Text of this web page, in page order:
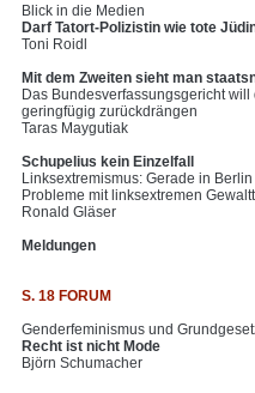
Blick in die Medien
Darf Tatort-Polizistin wie tote
Toni Roidl
Mit dem Zweiten sieht man
Das Bundesverfassungsgericht
geringfügig zurückdrängen
Taras Maygutiak
Schupelius kein Einzelfall
Linksextremismus: Gerade in
Probleme mit linksextremen
Ronald Gläser
Meldungen
S. 18 FORUM
Genderfeminismus und
Recht ist nicht Mode
Björn Schumacher